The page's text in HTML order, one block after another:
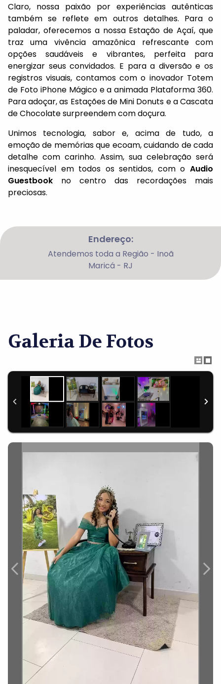
Claro, nossa paixão por experiências autênticas
também se reflete em outros detalhes. Para o
paladar, oferecemos a nossa Estação de Açaí, que
traz uma vivência amazônica refrescante com
opções saudáveis e vibrantes, perfeita para
energizar seus convidados. E para a diversão e os
registros visuais, contamos com o inovador Totem
de Foto iPhone Mágico e a animada Plataforma 360.
Para adoçar, as Estações de Mini Donuts e a Cascata
de Chocolate surpreendem com doçura.
Unimos tecnologia, sabor e, acima de tudo, a
emoção de memórias que ecoam, cuidando de cada
detalhe com carinho. Assim, sua celebração será
inesquecível em todos os sentidos, com o Audio
Guestbook no centro das recordações mais
preciosas.
Endereço:
Atendemos toda a Região - Inoã
Maricá - RJ
Galeria De Fotos